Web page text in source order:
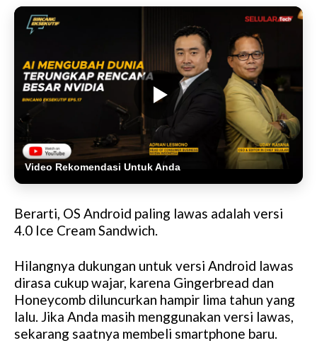
Video Rekomendasi Untuk Anda
Berarti, OS Android paling lawas adalah versi
4.0 Ice Cream Sandwich.
Hilangnya dukungan untuk versi Android lawas
dirasa cukup wajar, karena Gingerbread dan
Honeycomb diluncurkan hampir lima tahun yang
lalu. Jika Anda masih menggunakan versi lawas,
sekarang saatnya membeli smartphone baru.